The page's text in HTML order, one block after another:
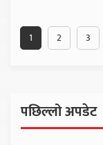
1 2 3
पछिल्लो अपडेट